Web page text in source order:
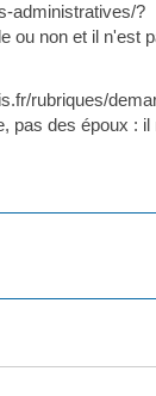
administratives/?
ou non et il n'est
rubriques/
pas des époux : il